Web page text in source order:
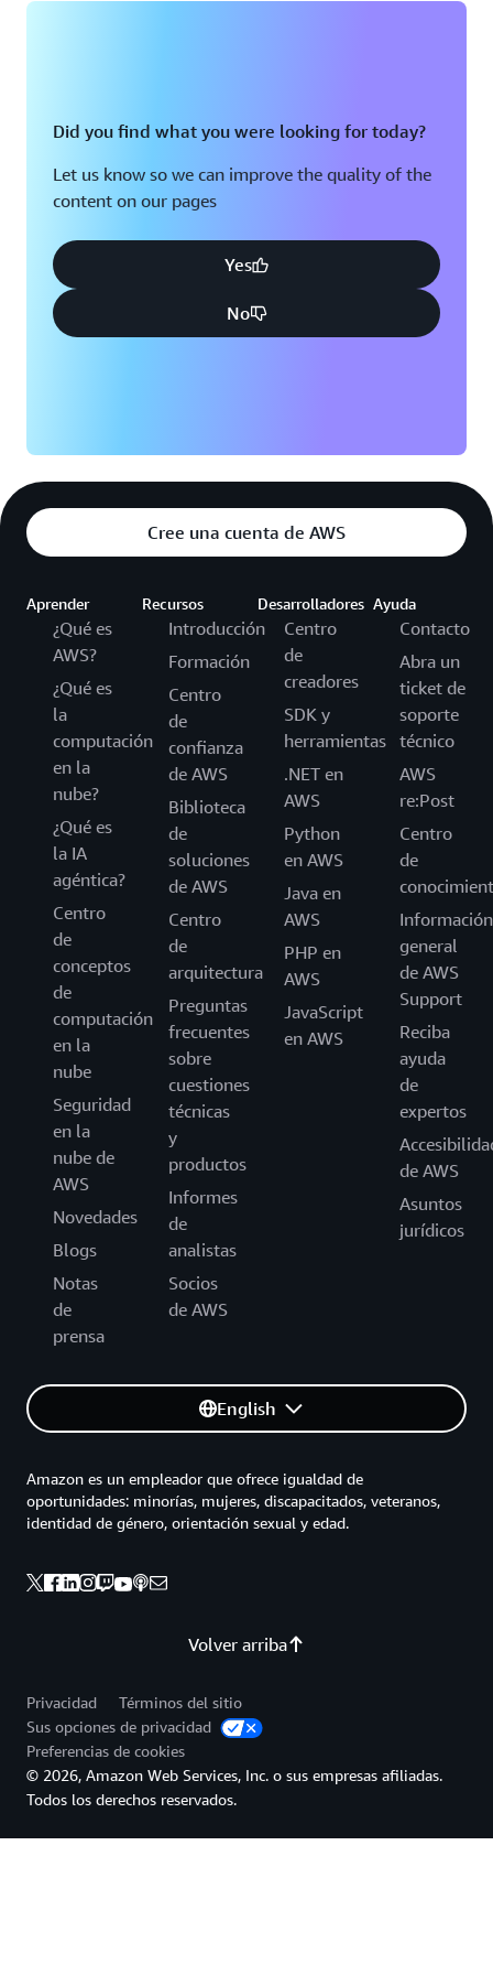
Did you find what you were looking for today?
Let us know so we can improve the quality of the
content on our pages
Yes
No
Cree una cuenta de AWS
Aprender
¿Qué es
AWS?
¿Qué es
la
computación
en la
nube?
¿Qué es
la IA
agéntica?
Centro
de
conceptos
de
computación
en la
nube
Seguridad
en la
nube de
AWS
Novedades
Blogs
Notas
de
prensa
Recursos
Introducción
Formación
Centro
de
confianza
de AWS
Biblioteca
de
soluciones
de AWS
Centro
de
arquitectura
Preguntas
frecuentes
sobre
cuestiones
técnicas
y
productos
Informes
de
analistas
Socios
de AWS
Desarrolladores
Centro
de
creadores
SDK y
herramientas
.NET en
AWS
Python
en AWS
Java en
AWS
PHP en
AWS
JavaScript
en AWS
Ayuda
Contacto
Abra un
ticket de
soporte
técnico
AWS
re:Post
Centro
de
Información
general
de AWS
Support
Reciba
ayuda
de
expertos
de AWS
Asuntos
jurídicos
English
Volver arriba
Amazon es un empleador que ofrece igualdad de
oportunidades: minorías, mujeres, discapacitados, veteranos,
identidad de género, orientación sexual y edad.
Privacidad
Términos del sitio
Sus opciones de privacidad
Preferencias de cookies
© 2026, Amazon Web Services, Inc. o sus empresas afiliadas.
Todos los derechos reservados.